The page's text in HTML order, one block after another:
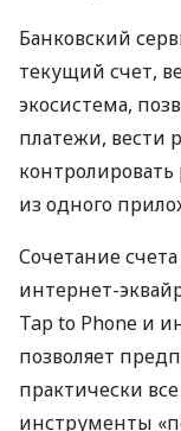
Банковский
текущий счет,
экосистема,
платежи, вести
из одного
Сочетание
интернет-
Tap to Phone и
позволяет
практически
инструменты